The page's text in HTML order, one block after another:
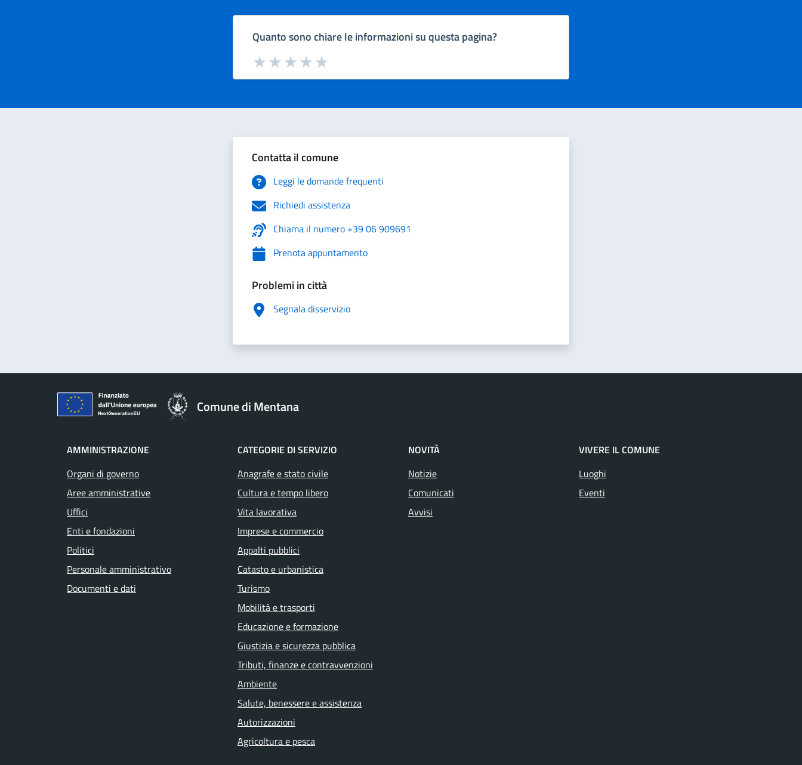
Quanto sono chiare le informazioni su questa pagina?
Valuta da 1 a 5 stelle la pagina
Valuta 5 stelle su 5
Valuta 4 stelle su 5
Valuta 3 stelle su 5
Valuta 2 stelle su 5
Valuta 1 stelle su 5
Contatta il comune
Leggi le domande frequenti
Richiedi assistenza
Chiama il numero +39 06 909691
Prenota appuntamento
Problemi in città
Segnala disservizio
Comune di Mentana
AMMINISTRAZIONE
Organi di governo
Aree amministrative
Uffici
Enti e fondazioni
Politici
Personale amministrativo
Documenti e dati
CATEGORIE DI SERVIZIO
Anagrafe e stato civile
Cultura e tempo libero
Vita lavorativa
Imprese e commercio
Appalti pubblici
Catasto e urbanistica
Turismo
Mobilità e trasporti
Educazione e formazione
Giustizia e sicurezza pubblica
Tributi, finanze e contravvenzioni
Ambiente
Salute, benessere e assistenza
Autorizzazioni
Agricoltura e pesca
NOVITÀ
Notizie
Comunicati
Avvisi
VIVERE IL COMUNE
Luoghi
Eventi